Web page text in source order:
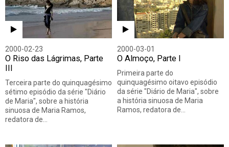
2000-02-23
O Riso das Lágrimas, Parte
III
Terceira parte do quinquagésimo
sétimo episódio da série "Diário
de Maria", sobre a história
sinuosa de Maria Ramos,
redatora de…
2000-03-01
O Almoço, Parte I
Primeira parte do
quinquagésimo oitavo episódio
da série "Diário de Maria", sobre
a história sinuosa de Maria
Ramos, redatora de…